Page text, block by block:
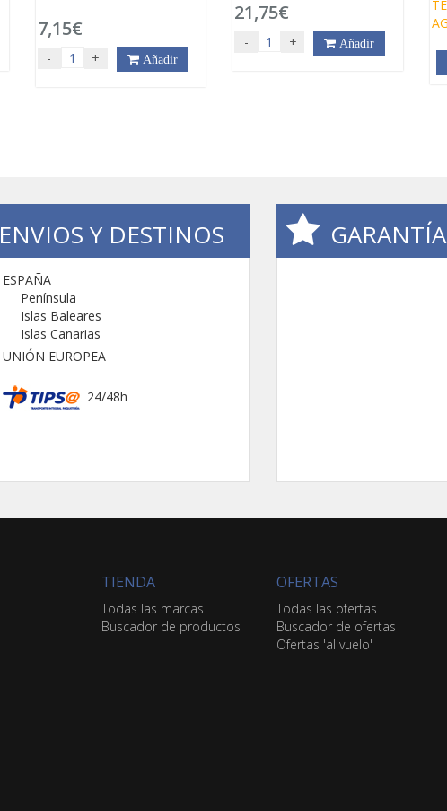
7,15€
- + Añadir
21,75€
- + Añadir
ENVIOS Y DESTINOS
ESPAÑA
Península
Islas Baleares
Islas Canarias
UNIÓN EUROPEA
24/48h
TIENDA
Todas las marcas
Buscador de productos
OFERTAS
Todas las ofertas
Buscador de ofertas
Ofertas 'al vuelo'